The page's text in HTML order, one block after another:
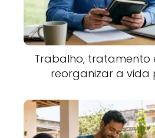
Trabalho, tratamento
reorganizar a vida